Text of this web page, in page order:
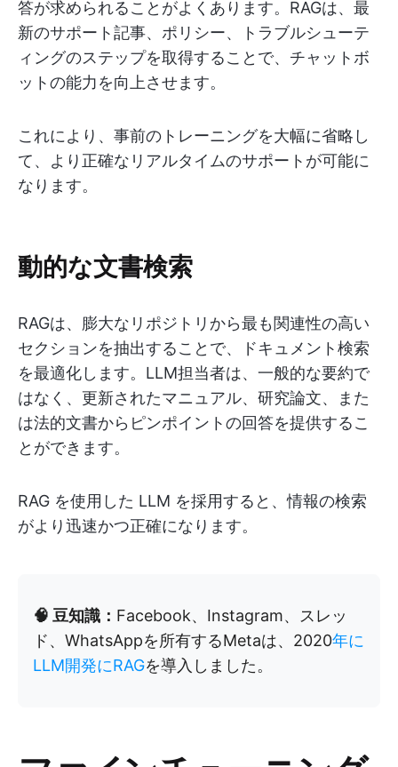
答が求められることがよくあります。RAGは、最
新のサポート記事、ポリシー、トラブルシューテ
ィングのステップを取得することで、チャットボ
ットの能力を向上させます。
これにより、事前のトレーニングを大幅に省略し
て、より正確なリアルタイムのサポートが可能に
なります。
動的な文書検索
RAGは、膨大なリポジトリから最も関連性の高い
セクションを抽出することで、ドキュメント検索
を最適化します。LLM担当者は、一般的な要約で
はなく、更新されたマニュアル、研究論文、また
は法的文書からピンポイントの回答を提供するこ
とができます。
RAG を使用した LLM を採用すると、情報の検索
がより迅速かつ正確になります。
🧠 豆知識： Facebook、Instagram、スレッ
ド、WhatsAppを所有するMetaは、2020年に
LLM開発にRAGを導入しました。